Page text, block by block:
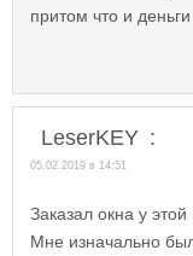
притом что и
LeserKEY :
05.02.2019 в 14:51
Заказал окна у
Мне изначально